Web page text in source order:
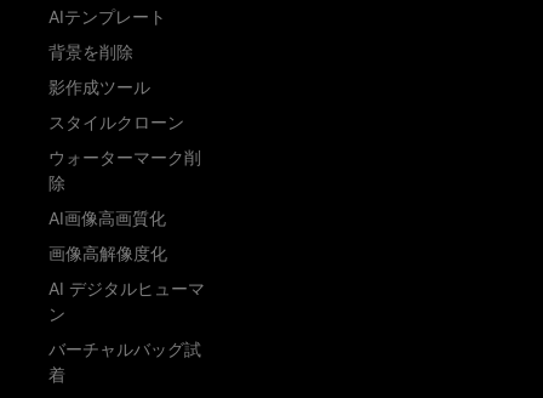
AIテンプレート
背景を削除
影作成ツール
スタイルクローン
ウォーターマーク削
除
AI画像高画質化
画像高解像度化
AI デジタルヒューマ
ン
バーチャルバッグ試
着